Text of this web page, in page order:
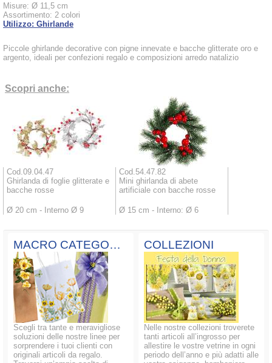
Misure: Ø 11,5 cm
Assortimento: 2 colori
Utilizzo: Ghirlande
Piccole ghirlande decorative con pigne innevate e bacche glitterate oro e
argento, ideali per confezioni regalo e composizioni arredo natalizio
Scopri anche:
Cod.09.04.47
Ghirlanda di foglie glitterate e
bacche rosse
Ø 20 cm - Interno Ø 9
Cod.54.47.82
Mini ghirlanda di abete
artificiale con bacche rosse
Ø 15 cm - Interno: Ø 6
MACRO CATEGORIE
Scegli tra tante e meravigliose
soluzioni delle nostre linee per
sorprendere i tuoi clienti con
originali articoli da regalo.
COLLEZIONI
Nelle nostre collezioni troverete
tanti articoli all’ingrosso per
allestire le vostre vetrine in ogni
periodo dell’anno e più adatti alle